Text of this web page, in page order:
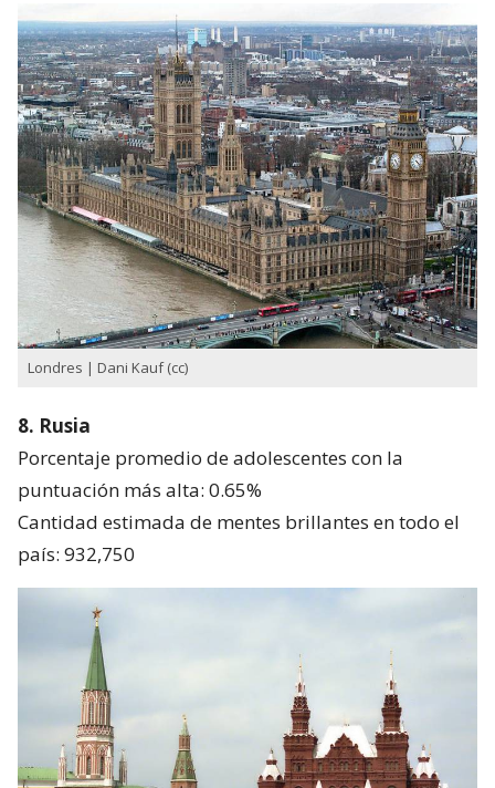
Londres | Dani Kauf (cc)
8. Rusia
Porcentaje promedio de adolescentes con la
puntuación más alta: 0.65%
Cantidad estimada de mentes brillantes en todo el
país: 932,750